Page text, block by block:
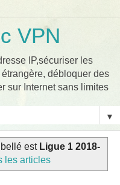
VPN
IP,sécuriser les
débloquer des
sur Internet sans limites
▼
est Ligue 1 2018-
les articles